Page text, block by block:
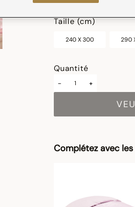
Taille (cm)
240 X 300 290
Quantité
- +
Complétez avec